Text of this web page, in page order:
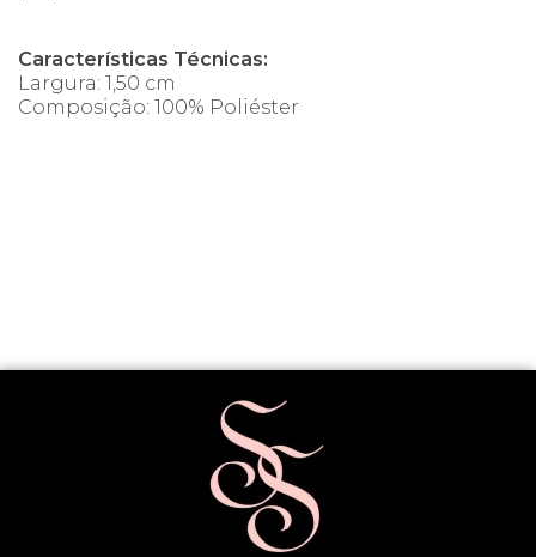
Características Técnicas:
Largura: 1,50 cm
Composição: 100% Poliéster